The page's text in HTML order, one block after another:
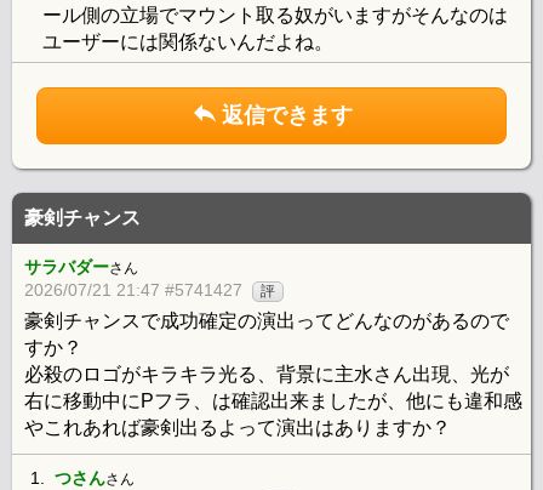
ール側の立場でマウント取る奴がいますがそんなのは
ユーザーには関係ないんだよね。
返信できます
豪剣チャンス
サラバダーさん
2026/07/21 21:47 #5741427 評
豪剣チャンスで成功確定の演出ってどんなのがあるので
すか？
必殺のロゴがキラキラ光る、背景に主水さん出現、光が
右に移動中にPフラ、は確認出来ましたが、他にも違和感
やこれあれば豪剣出るよって演出はありますか？
1. つさんさん